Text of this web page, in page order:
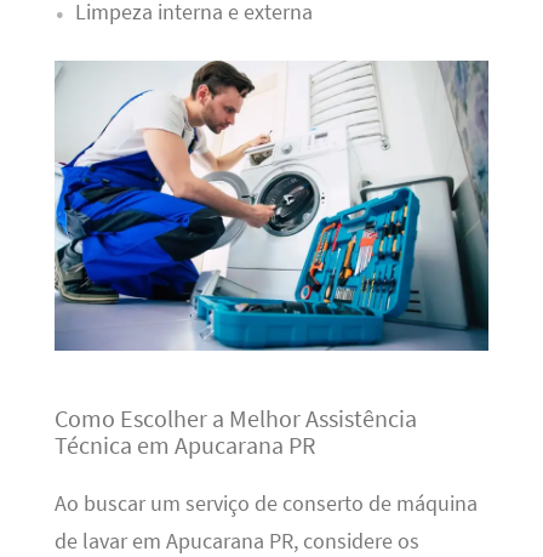
Limpeza interna e externa
Como Escolher a Melhor Assistência
Técnica em Apucarana PR
Ao buscar um serviço de conserto de máquina
de lavar em Apucarana PR, considere os